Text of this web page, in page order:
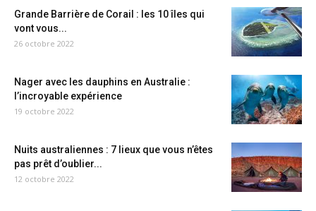
Grande Barrière de Corail : les 10 îles qui
vont vous...
26 octobre 2022
Nager avec les dauphins en Australie :
l’incroyable expérience
19 octobre 2022
Nuits australiennes : 7 lieux que vous n’êtes
pas prêt d’oublier...
12 octobre 2022